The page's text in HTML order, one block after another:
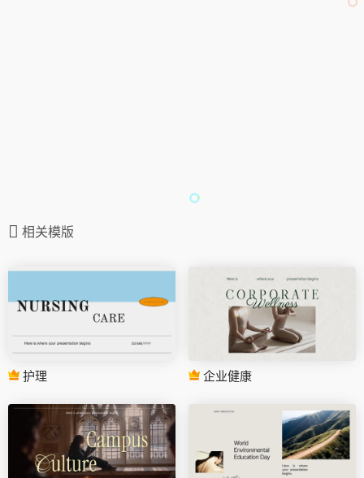
相关模版
护理 企业健康